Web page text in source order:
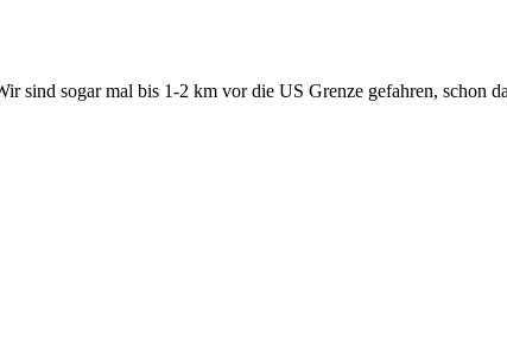
sind sogar mal bis 1-2 km vor die US Grenze gefahren, schon